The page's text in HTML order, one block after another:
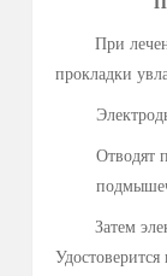
В
ванн для
примерно
для